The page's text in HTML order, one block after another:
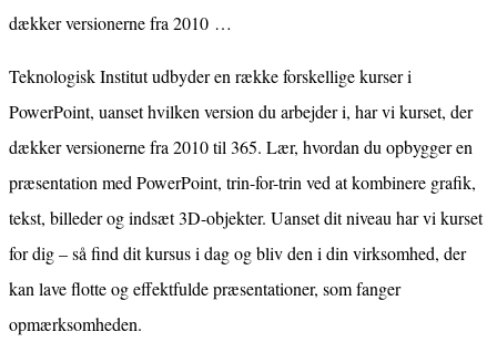
dækker versionerne fra 2010 …
Teknologisk Institut udbyder en række forskellige kurser i
PowerPoint, uanset hvilken version du arbejder i, har vi kurset, der
dækker versionerne fra 2010 til 365. Lær, hvordan du opbygger en
præsentation med PowerPoint, trin-for-trin ved at kombinere grafik,
tekst, billeder og indsæt 3D-objekter. Uanset dit niveau har vi kurset
for dig – så find dit kursus i dag og bliv den i din virksomhed, der
kan lave flotte og effektfulde præsentationer, som fanger
opmærksomheden.